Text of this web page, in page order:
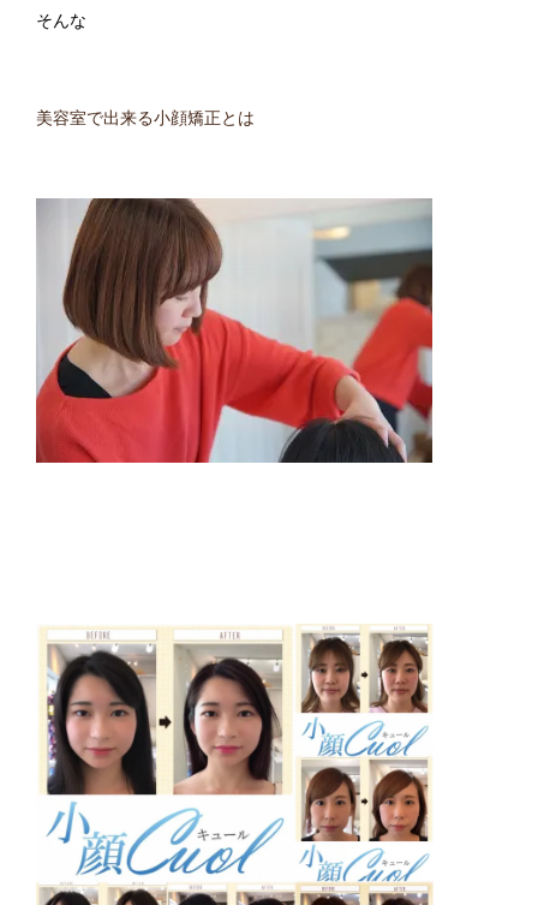
そんな
美容室で出来る小顔矯正とは